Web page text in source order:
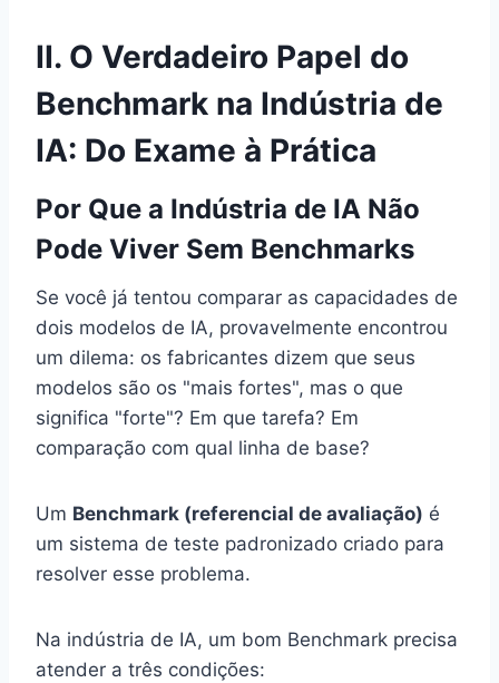
II. O Verdadeiro Papel do
Benchmark na Indústria de
IA: Do Exame à Prática
Por Que a Indústria de IA Não
Pode Viver Sem Benchmarks
Se você já tentou comparar as capacidades de
dois modelos de IA, provavelmente encontrou
um dilema: os fabricantes dizem que seus
modelos são os "mais fortes", mas o que
significa "forte"? Em que tarefa? Em
comparação com qual linha de base?
Um Benchmark (referencial de avaliação) é
um sistema de teste padronizado criado para
resolver esse problema.
Na indústria de IA, um bom Benchmark precisa
atender a três condições: